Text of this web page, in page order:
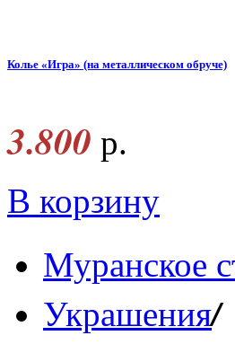
Колье «Игра» (на металлическом обруче)
3.800 р.
В корзину
Муранское
Украшения/